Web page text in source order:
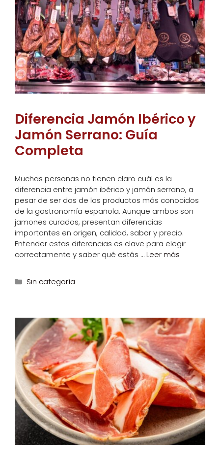
Diferencia Jamón Ibérico y
Jamón Serrano: Guía
Completa
Muchas personas no tienen claro cuál es la
diferencia entre jamón ibérico y jamón serrano, a
pesar de ser dos de los productos más conocidos
de la gastronomía española. Aunque ambos son
jamones curados, presentan diferencias
importantes en origen, calidad, sabor y precio.
Entender estas diferencias es clave para elegir
correctamente y saber qué estás …Leer más
Categorías
Sin categoría